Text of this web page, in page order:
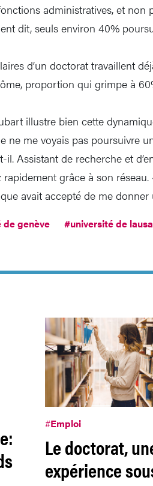
administratives, et non
dit, seuls environ 40%
d’un doctorat travaillent
proportion qui grimpe à
illustre bien cette
ne me voyais pas poursuivre
Assistant de recherche et
grâce à son réseau.
avait accepté de me donner
genève #université de
#Emploi
Le doctorat,
expérience